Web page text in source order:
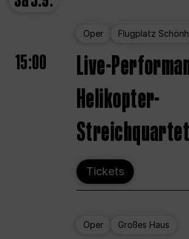
Oper Flugplatz
15:00
Live-
Helikopter-
Tickets
Oper Großes Haus